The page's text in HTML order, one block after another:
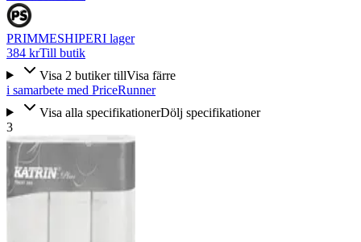
PRIMMESHIPERI lager
384 krTill butik
Visa 2 butiker tillVisa färre
i samarbete med PriceRunner
Visa alla specifikationerDölj specifikationer
3